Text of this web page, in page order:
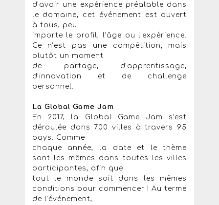
d’avoir une expérience préalable dans
le domaine, cet événement est ouvert
à tous, peu
importe le profil, l’âge ou l’expérience.
Ce n’est pas une compétition, mais
plutôt un moment
de partage, d’apprentissage,
d’innovation et de challenge
personnel.
La Global Game Jam
En 2017, la Global Game Jam s’est
déroulée dans 700 villes à travers 95
pays. Comme
chaque année, la date et le thème
sont les mêmes dans toutes les villes
participantes, afin que
tout le monde soit dans les mêmes
conditions pour commencer ! Au terme
de l’événement,